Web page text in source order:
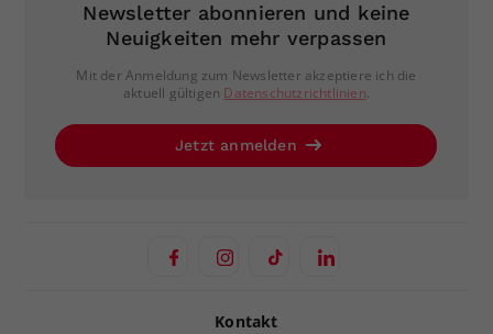
Newsletter abonnieren und keine
Neuigkeiten mehr verpassen
Mit der Anmeldung zum Newsletter akzeptiere ich die
aktuell gültigen Datenschutzrichtlinien.
Jetzt anmelden
Kontakt